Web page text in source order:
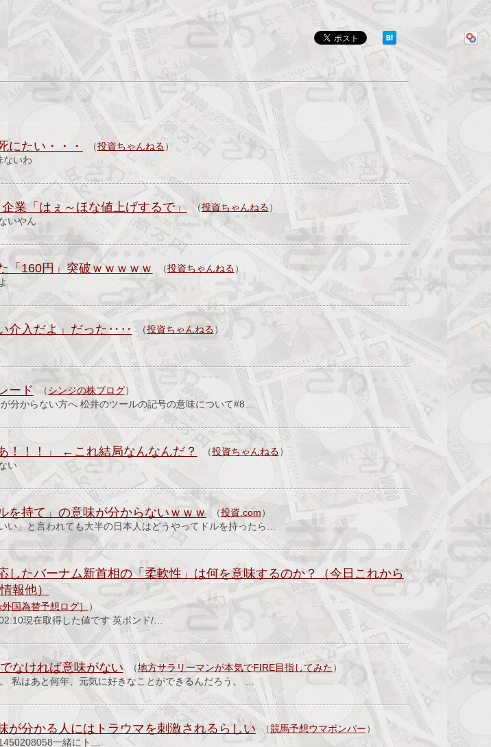
にたい・・・ （投資ちゃんねる）
ないわ
業「はぇ～ほな値上げするで」 （投資ちゃんねる）
いやん
「160円」突破ｗｗｗｗｗ （投資ちゃんねる）
介入だよ」だった‥‥ （投資ちゃんねる）
ード （シンジの株ブログ）
分からない方へ 松井のツールの記号の意味について#8…
！！！」 ←これ結局なんなんだ？ （投資ちゃんねる）
い
を持て」の意味が分からないｗｗｗ （投資.com）
」と言われても大半の日本人はどうやってドルを持ったら…
したバーナム新首相の「柔軟性」は何を意味するのか？（今日これから
報他）
国為替予想ログ］
）
現在取得した値です 英ポンド/…
なければ意味がない （地方サラリーマンが本気でFIRE目指してみた）
私はあと何年、元気に好きなことができるんだろう。 …
が分かる人にはトラウマを刺激されるらしい （競馬予想ウマボンバー）
一緒にト…